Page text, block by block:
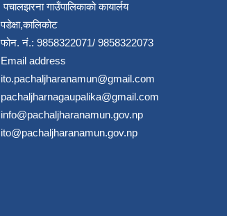
पचालझरना गाउँपालिकाको कायार्लय
पडेक्षा,कालिकोट
फोन. नं.: 9858322071/ 9858322073
Email address
ito.pachaljharanamun@gmail.com
pachaljharnagaupalika@gmail.com
info@pachaljharanamun.gov.np
ito@pachaljharanamun.gov.np